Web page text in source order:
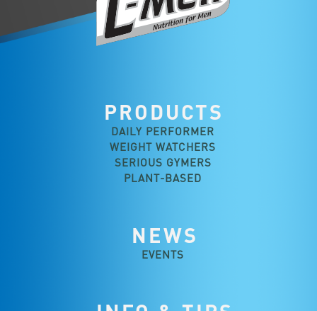
PRODUCTS
DAILY PERFORMER
WEIGHT WATCHERS
SERIOUS GYMERS
PLANT-BASED
NEWS
EVENTS